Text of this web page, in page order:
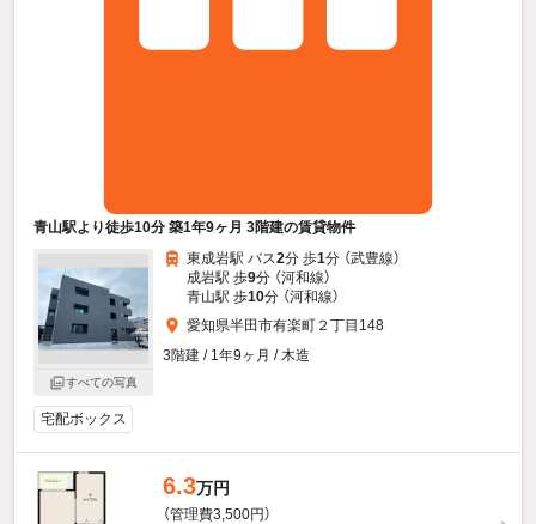
青山駅より徒歩10分 築1年9ヶ月 3階建の賃貸物件
すべての写真
東成岩駅 バス2分 歩1分 （武豊線）
成岩駅 歩9分 （河和線）
青山駅 歩10分 （河和線）
愛知県半田市有楽町２丁目148
3階建 / 1年9ヶ月 / 木造
宅配ボックス
6.3万円
（管理費3,500円）